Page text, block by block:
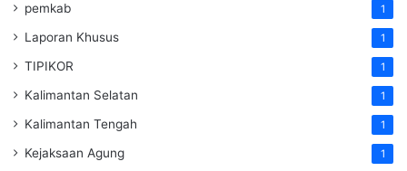
pemkab 1
Laporan Khusus 1
TIPIKOR 1
Kalimantan Selatan 1
Kalimantan Tengah 1
Kejaksaan Agung 1